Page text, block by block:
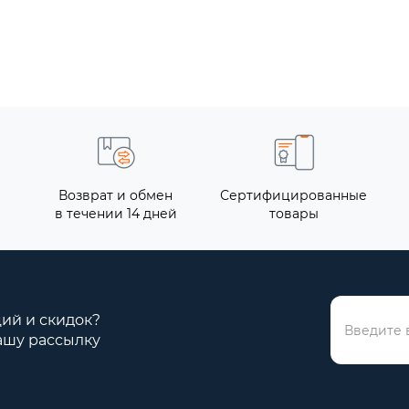
Возврат и обмен
в течении 14 дней
Сертифицированные
товары
и скидок?
рассылку